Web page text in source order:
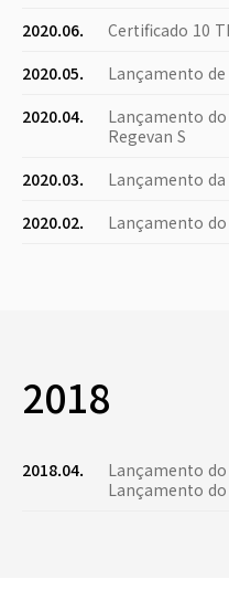
2020.06.
Certificado 10
2020.05.
Lançamento de
2020.04.
Lançamento do
Regevan S
2020.03.
Lançamento da
2020.02.
Lançamento
2018
2018.04.
Lançamento
Lançamento